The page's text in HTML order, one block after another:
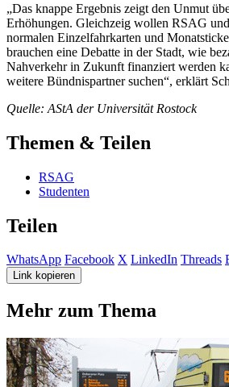
„Das knappe Ergebnis zeigt den Unmut
Erhöhungen. Gleichzeig wollen RSAG
normalen Einzelfahrkarten und
brauchen eine Debatte in der Stadt, wie
Nahverkehr in Zukunft finanziert werden
weitere Bündnispartner suchen“, erklärt
Quelle: AStA der Universität Rostock
Themen & Teilen
RSAG
Studenten
Teilen
WhatsApp Facebook X LinkedIn Threads
Link kopieren
Mehr zum Thema